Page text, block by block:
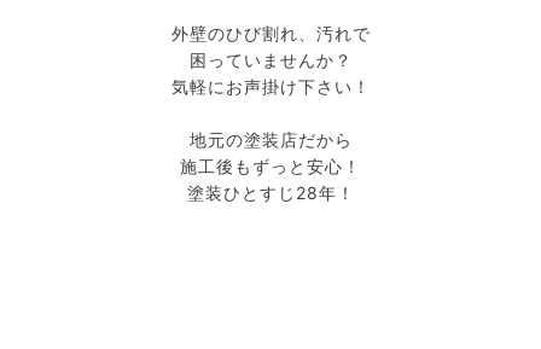
外壁のひび割れ、汚れで
困っていませんか？
気軽にお声掛け下さい！
地元の塗装店だから
施工後もずっと安心！
塗装ひとすじ28年！